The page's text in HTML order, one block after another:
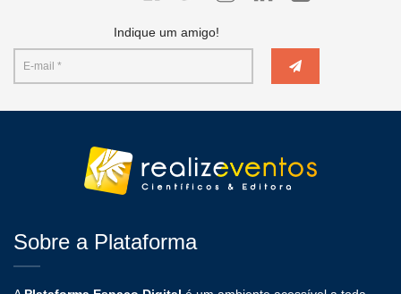
Indique um amigo!
Sobre a Plataforma